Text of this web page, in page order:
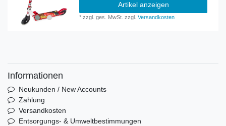
Artikel anzeigen
*zzgl. ges. MwSt. zzgl.Versandkosten
Informationen
Neukunden / New Accounts
Zahlung
Versandkosten
Entsorgungs- & Umweltbestimmungen